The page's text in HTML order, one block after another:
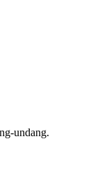
undang.